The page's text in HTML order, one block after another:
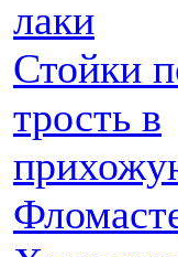
лаки
Стойки
трость в